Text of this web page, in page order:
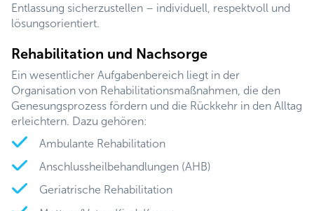
Entlassung sicherzustellen – individuell, respektvoll und
lösungsorientiert.
Rehabilitation und Nachsorge
Ein wesentlicher Aufgabenbereich liegt in der
Organisation von Rehabilitationsmaßnahmen, die den
Genesungsprozess fördern und die Rückkehr in den Alltag
erleichtern. Dazu gehören:
Ambulante Rehabilitation
Anschlussheilbehandlungen (AHB)
Geriatrische Rehabilitation